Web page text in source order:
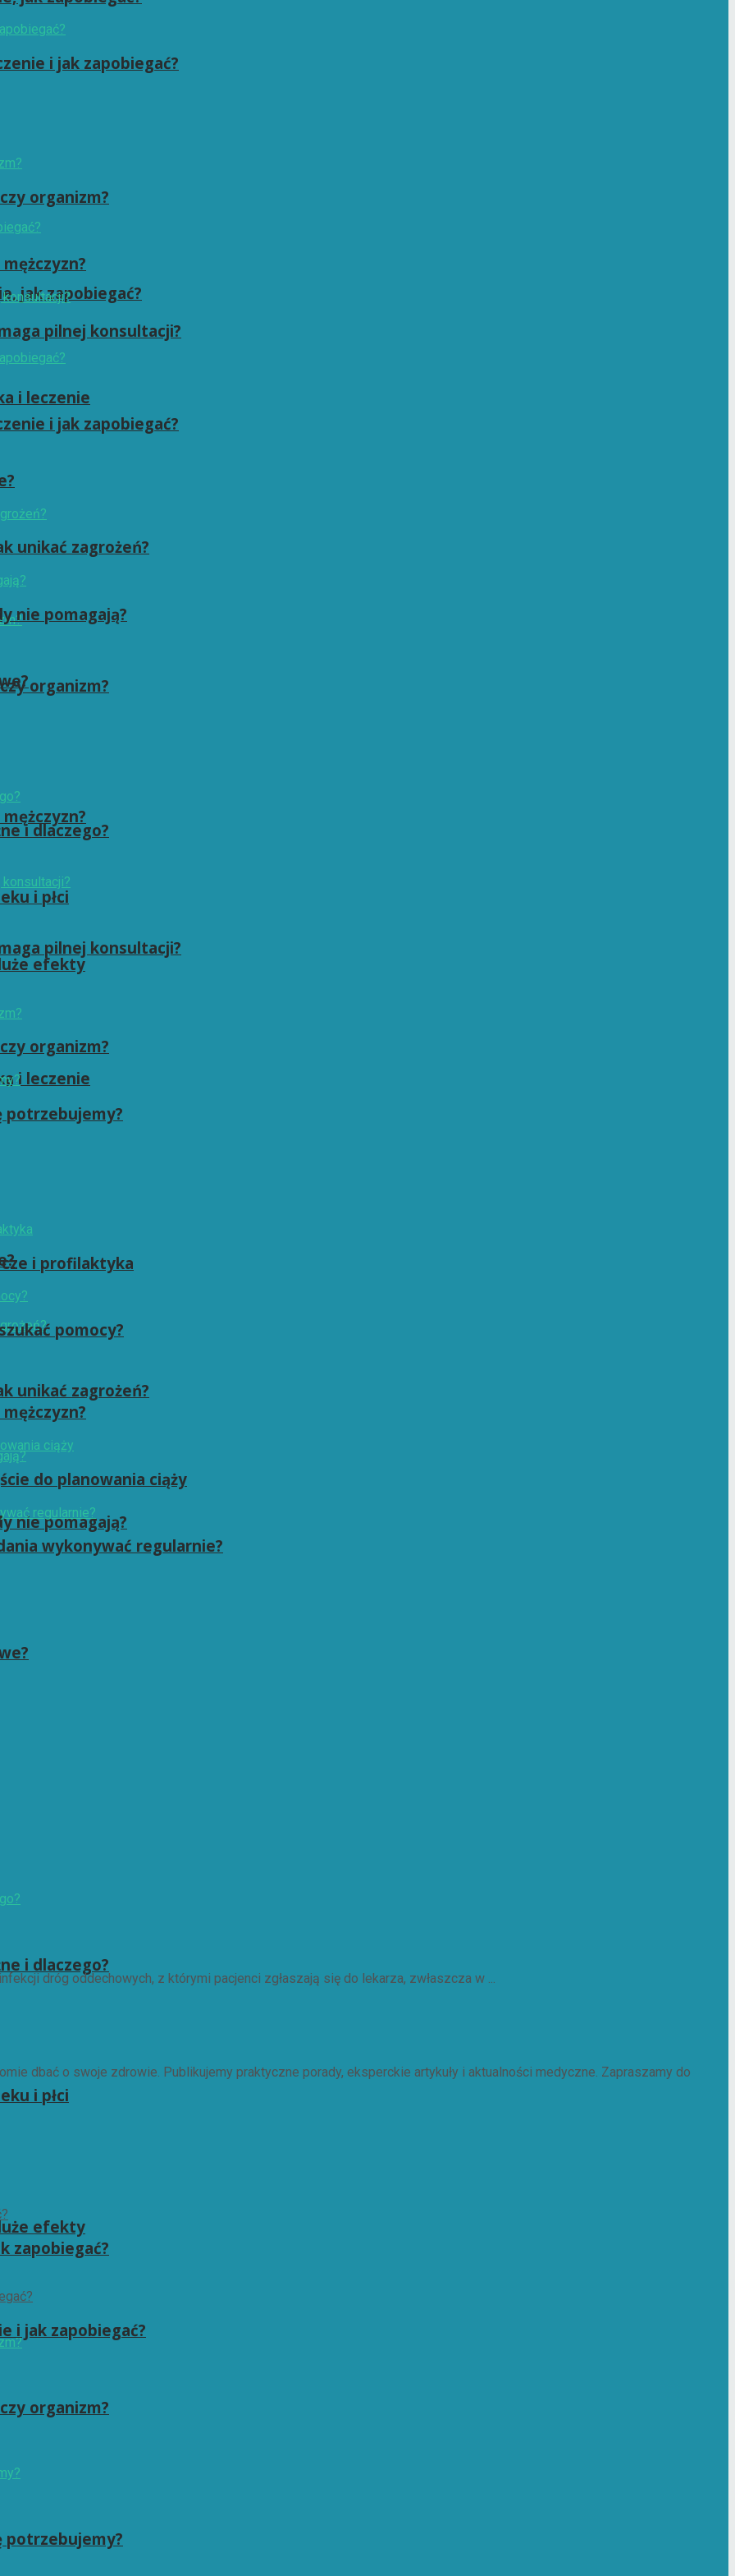
jak zapobiegać?
i jak zapobiegać?
organizm?
pilnej konsultacji?
i leczenie
unikać zagrożeń?
nie pomagają?
i dlaczego?
i płci
efekty
organizm?
potrzebujemy?
i jak zapobiegać?
organizm?
pilnej konsultacji?
i leczenie
unikać zagrożeń?
nie pomagają?
i dlaczego?
i płci
efekty
organizm?
potrzebujemy?
i profilaktyka
pomocy?
do planowania ciąży
wykonywać regularnie?
dróg oddechowych, z którymi pacjenci zgłaszają się do lekarza, zwłaszcza w ...
dbać o swoje zdrowie. Publikujemy praktyczne porady, eksperckie artykuły i aktualności medyczne. Zapraszamy do
zapobiegać?
i jak zapobiegać?